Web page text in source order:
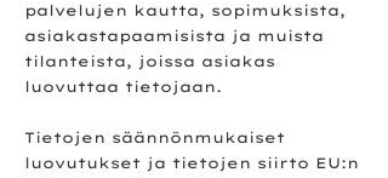
palvelujen kautta, sopimuksista,
asiakastapaamisista ja muista
tilanteista, joissa asiakas
luovuttaa tietojaan.
Tietojen säännönmukaiset
luovutukset ja tietojen siirto EU:n